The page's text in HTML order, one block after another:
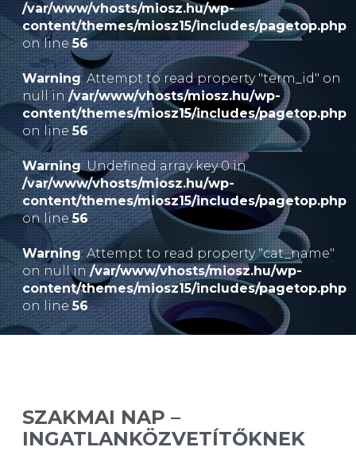
/var/www/vhosts/miosz.hu/wp-
content/themes/miosz15/includes/pagetop.php
on line56
Warning: Attempt to read property "term_id" on
null in /var/www/vhosts/miosz.hu/wp-
content/themes/miosz15/includes/pagetop.php
on line56
Warning: Undefined array key 0 in
/var/www/vhosts/miosz.hu/wp-
content/themes/miosz15/includes/pagetop.php
on line56
Warning: Attempt to read property "cat_name"
on null in/var/www/vhosts/miosz.hu/wp-
content/themes/miosz15/includes/pagetop.php
on line56
SZAKMAI NAP –
INGATLANKÖZVETÍTŐKNEK